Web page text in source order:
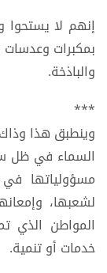
إنهم لا يستحوا
بمكبرات
والباذخة.
***
وينطبق هذا
السماء في ظل
مسؤولياتها
لشعبها،
المواطن الذي
خدمات أو تنمية.